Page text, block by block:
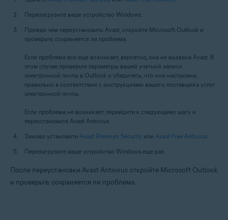
Перезагрузите ваше устройство Windows.
Прежде чем переустановить Avast, откройте Microsoft Outlook и
проверьте, сохраняется ли проблема.
Если проблема все еще возникает, вероятно, она не вызвана Avast. В
этом случае проверьте параметры вашей учетной записи
электронной почты в Outlook и убедитесь, что они настроены
правильно в соответствии с инструкциями вашего поставщика услуг
электронной почты.
Если проблема не возникает, перейдите к следующему шагу и
переустановите Avast Antivirus.
Заново установите Avast Premium Security или Avast Free Antivirus.
Перезагрузите ваше устройство Windows еще раз.
После переустановки Avast Antivirus откройте Microsoft Outlook
и проверьте, сохраняется ли проблема.